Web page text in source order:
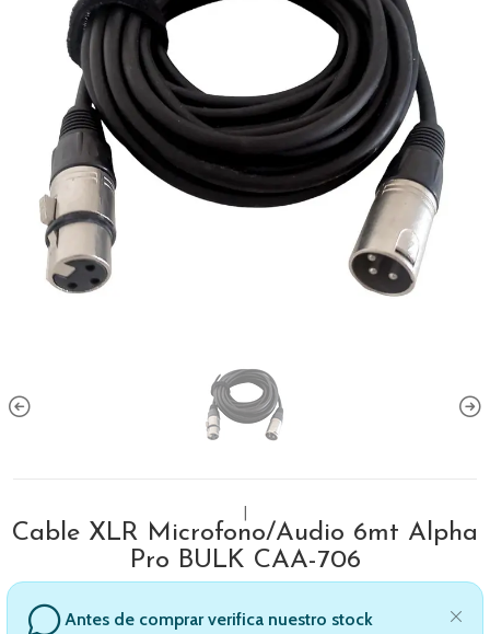
Cable XLR Microfono/Audio 6mt Alpha
Pro BULK CAA-706
Antes de comprar verifica nuestro stock